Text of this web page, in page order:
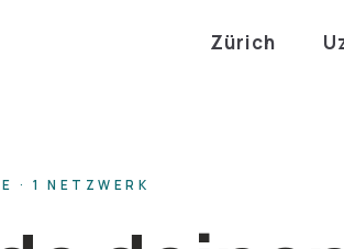
Zürich
· 1 NETZWERK